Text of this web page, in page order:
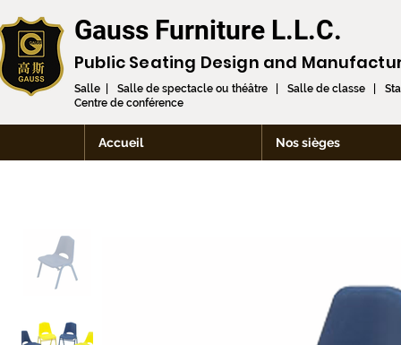
Gauss Furniture L.L.C.
Public Seating Design and
Salle | Salle de spectacle ou théâtre | Salle de classe |
Centre de conférence
Accueil Nos sièges